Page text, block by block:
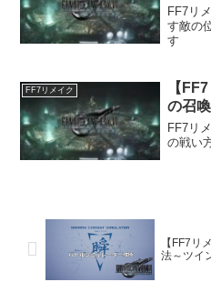
FF7リ
す敵の
す
FF7リメイク
【
の召
FF7リ
の戦い
【FF7リ
法～ツイ